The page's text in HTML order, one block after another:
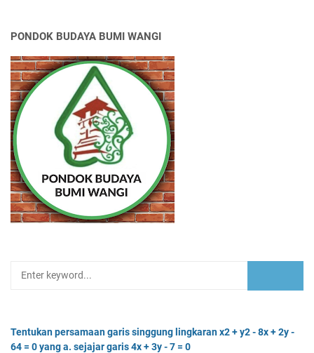
PONDOK BUDAYA BUMI WANGI
Tentukan persamaan garis singgung lingkaran x2 + y2 - 8x + 2y -
64 = 0 yang a. sejajar garis 4x + 3y - 7 = 0